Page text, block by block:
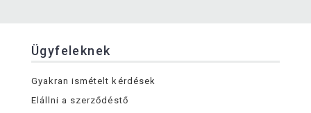
Ügyfeleknek
Gyakran ismételt kérdések
Elállni a szerződéstő